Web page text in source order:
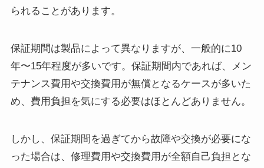
られることがあります。
保証期間は製品によって異なりますが、一般的に10
年〜15年程度が多いです。保証期間内であれば、メン
テナンス費用や交換費用が無償となるケースが多いた
め、費用負担を気にする必要はほとんどありません。
しかし、保証期間を過ぎてから故障や交換が必要にな
った場合は、修理費用や交換費用が全額自己負担とな